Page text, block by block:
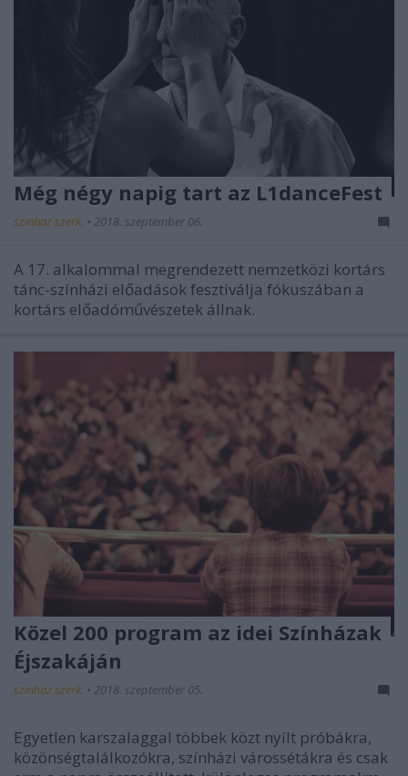
Még négy napig tart az L1danceFest
szinhaz szerk. • 2018. szeptember 06.
A 17. alkalommal megrendezett nemzetközi kortárs
tánc-színházi előadások fesztiválja fókuszában a
kortárs előadóművészetek állnak.
Közel 200 program az idei Színházak
Éjszakáján
szinhaz szerk. • 2018. szeptember 05.
Egyetlen karszalaggal többek közt nyílt próbákra,
közönségtalálkozókra, színházi várossétákra és csak